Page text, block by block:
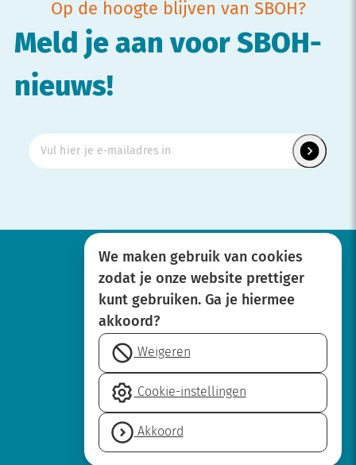
Op de hoogte blijven van SBOH?
Meld je aan voor SBOH-
nieuws!
Werken bij
Over SBOH
Privacyverklaring
Disclaimer
Cookie-
Neem contact op
We maken gebruik van cookies
zodat je onze website prettiger
kunt gebruiken. Ga je hiermee
akkoord?
Weigeren
Cookie-instellingen
Akkoord